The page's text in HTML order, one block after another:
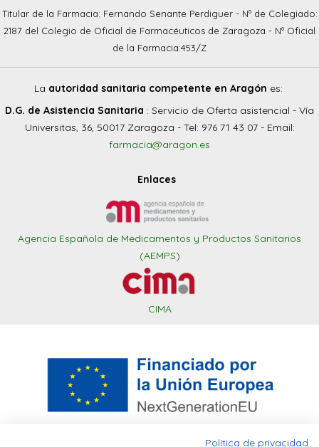
Titular de la Farmacia: Fernando Senante Perdiguer - Nº de Colegiado:
2187 del Colegio de Oficial de Farmacéuticos de Zaragoza - Nº Oficial
de la Farmacia:453/Z
La autoridad sanitaria competente en Aragón es:
D.G. de Asistencia Sanitaria : Servicio de Oferta asistencial - Vía
Universitas, 36, 50017 Zaragoza - Tel: 976 71 43 07 - Email:
farmacia@aragon.es
Enlaces
Agencia Española de Medicamentos y Productos Sanitarios
(AEMPS)
CIMA
Política de privacidad